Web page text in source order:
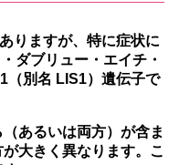
りますが、特に症状に
ダブリュー・エイチ・
（別名 LIS1）遺伝子で
あるいは両方）が含ま
大きく異なります。こ